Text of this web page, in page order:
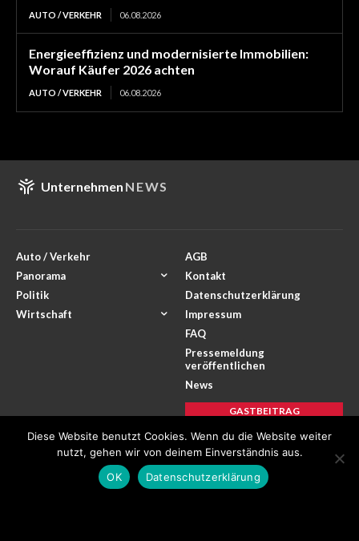
AUTO / VERKEHR 06.08.2026
Energieeffizienz und modernisierte Immobilien:
Worauf Käufer 2026 achten
AUTO / VERKEHR 06.08.2026
Unternehmen NEWS
Auto / Verkehr
Panorama
Politik
Wirtschaft
AGB
Kontakt
Datenschutzerklärung
Impressum
FAQ
Pressemeldung
veröffentlichen
News
GASTBEITRAG
Instagram
Diese Website benutzt Cookies. Wenn du die Website weiter
nutzt, gehen wir von deinem Einverständnis aus.
OK
Datenschutzerklärung